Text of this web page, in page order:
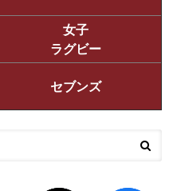
女子
ラグビー
セブンズ